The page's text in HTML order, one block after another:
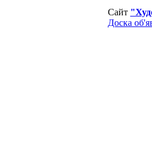
Сайт
Доска